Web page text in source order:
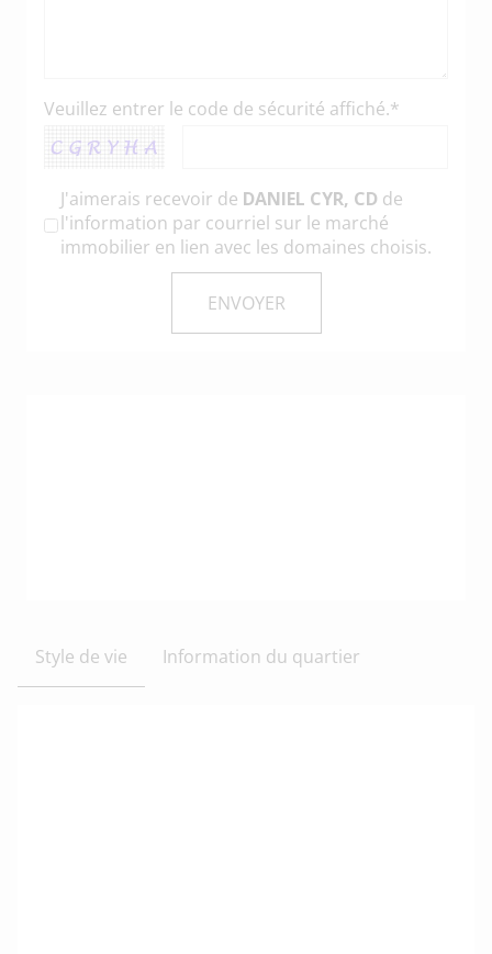
Veuillez entrer le code de sécurité affiché.*
J'aimerais recevoir de DANIEL CYR, CD de
l'information par courriel sur le marché
immobilier en lien avec les domaines choisis.
Style de vie Information du quartier